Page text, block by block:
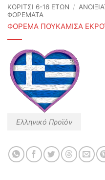
ΚΟΡΙΤΣΙ 6-16 ΕΤΩΝ /
ΦΟΡΕΜΑΤΑ
ΦΟΡΕΜΑ ΠΟΥΚΑΜΙΣΑ
Ελληνικό Προϊόν